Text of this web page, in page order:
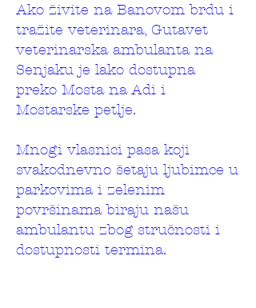
Ako živite na Banovom brdu i
tražite veterinara, Gutavet
veterinarska ambulanta na
Senjaku je lako dostupna
preko Mosta na Adi i
Mostarske petlje.
Mnogi vlasnici pasa koji
svakodnevno šetaju ljubimce u
parkovima i zelenim
površinama biraju našu
ambulantu zbog stručnosti i
dostupnosti termina.